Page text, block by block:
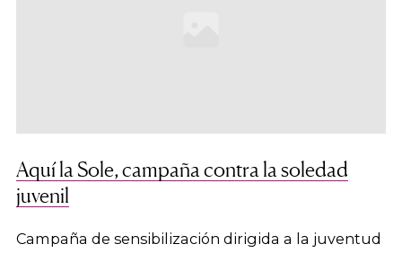
Aquí la Sole, campaña contra la soledad
juvenil
Campaña de sensibilización dirigida a la juventud